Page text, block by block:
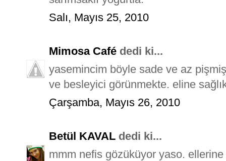
Salı, Mayıs 25, 2010
Mimosa Café dedi ki...
yasemincim böyle sade ve az pişmiş
ve besleyici görünmekte. eline
Çarşamba, Mayıs 26, 2010
Betül KAVAL dedi ki...
mmm nefis gözüküyor yaso. ellerine